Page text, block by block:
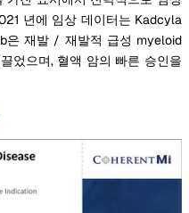
년에 임상 데이터는 Kadcyla
은 재발 / 재발적 급성 myeloid
었으며, 혈액 암의 빠른 승인을